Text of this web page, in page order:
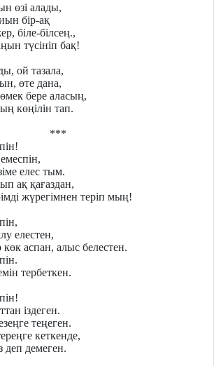
өзі алады,
бір-ақ
біле-білсең.,
түсініп бақ!
ой тазала,
өте дана,
бере аласың,
көңілін тап.
***
елес тым.
ақ қағаздан,
жүрегімнен теріп мың!
елестен,
көк аспан, алыс белестен.
тербеткен.
іздеген.
теңеген.
кеткенде,
деп демеген.